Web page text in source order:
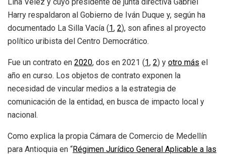
Lina Vélez y cuyo presidente de junta directiva Gabriel
Harry respaldaron al Gobierno de Iván Duque y, según ha
documentado La Silla Vacía (1, 2), son afines al proyecto
político uribista del Centro Democrático.
Fue un contrato en 2020, dos en 2021 (1, 2) y otro más el
año en curso. Los objetos de contrato exponen la
necesidad de vincular medios a la estrategia de
comunicación de la entidad, en busca de impacto local y
nacional.
Como explica la propia Cámara de Comercio de Medellín
para Antioquia en “Régimen Jurídico General Aplicable a las